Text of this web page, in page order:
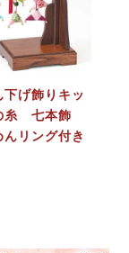
下げ飾りキッ
糸 七本飾
リング付き